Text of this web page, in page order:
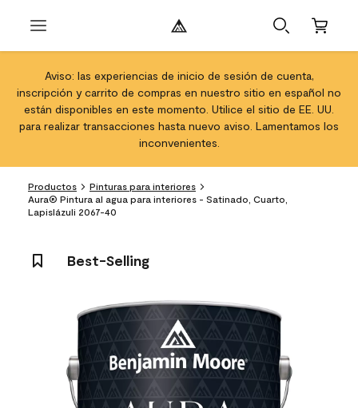
Aviso: las experiencias de inicio de sesión de cuenta,
inscripción y carrito de compras en nuestro sitio en español no
están disponibles en este momento. Utilice el sitio de EE. UU.
para realizar transacciones hasta nuevo aviso. Lamentamos los
inconvenientes.
Productos
Pinturas para interiores
Aura® Pintura al agua para interiores - Satinado, Cuarto,
Lapislázuli 2067-40
Best-Selling